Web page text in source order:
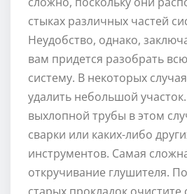
стыках различных частей
Неудобство, однако,
вам придется разобрать
систему. В некоторых
удалить небольшой
выхлопной трубы в этом
сварки или каких-либо
инструментов. Самая
откручивание глушителя.